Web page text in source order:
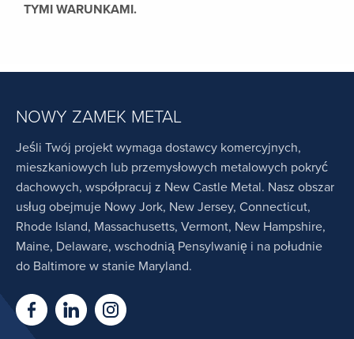
TYMI WARUNKAMI.
NOWY ZAMEK METAL
Jeśli Twój projekt wymaga dostawcy komercyjnych,
mieszkaniowych lub przemysłowych metalowych pokryć
dachowych, współpracuj z New Castle Metal. Nasz obszar
usług obejmuje Nowy Jork, New Jersey, Connecticut,
Rhode Island, Massachusetts, Vermont, New Hampshire,
Maine, Delaware, wschodnią Pensylwanię i na południe
do Baltimore w stanie Maryland.